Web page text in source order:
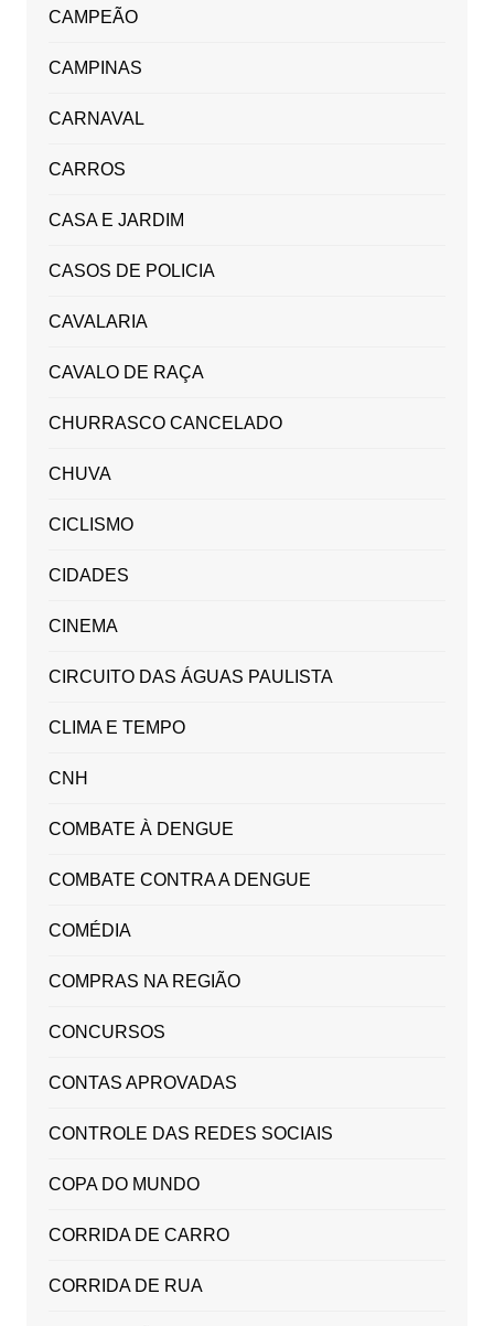
CAMPEÃO
CAMPINAS
CARNAVAL
CARROS
CASA E JARDIM
CASOS DE POLICIA
CAVALARIA
CAVALO DE RAÇA
CHURRASCO CANCELADO
CHUVA
CICLISMO
CIDADES
CINEMA
CIRCUITO DAS ÁGUAS PAULISTA
CLIMA E TEMPO
CNH
COMBATE À DENGUE
COMBATE CONTRA A DENGUE
COMÉDIA
COMPRAS NA REGIÃO
CONCURSOS
CONTAS APROVADAS
CONTROLE DAS REDES SOCIAIS
COPA DO MUNDO
CORRIDA DE CARRO
CORRIDA DE RUA